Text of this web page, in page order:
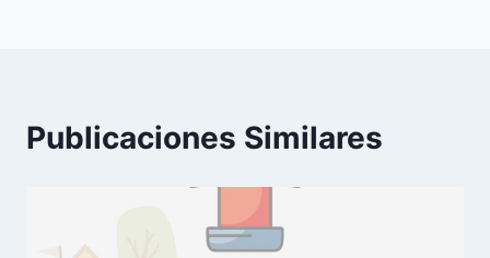
Publicaciones Similares